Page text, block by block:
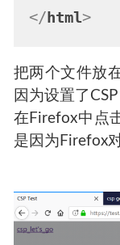
</html>
把两个文件放
因为设置了
在Firefox中点
是因为Firefox